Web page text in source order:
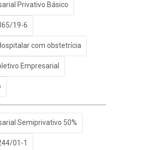
Privativo Básico
19-6
com obstetrícia
Empresarial
Semiprivativo 50%
01-1